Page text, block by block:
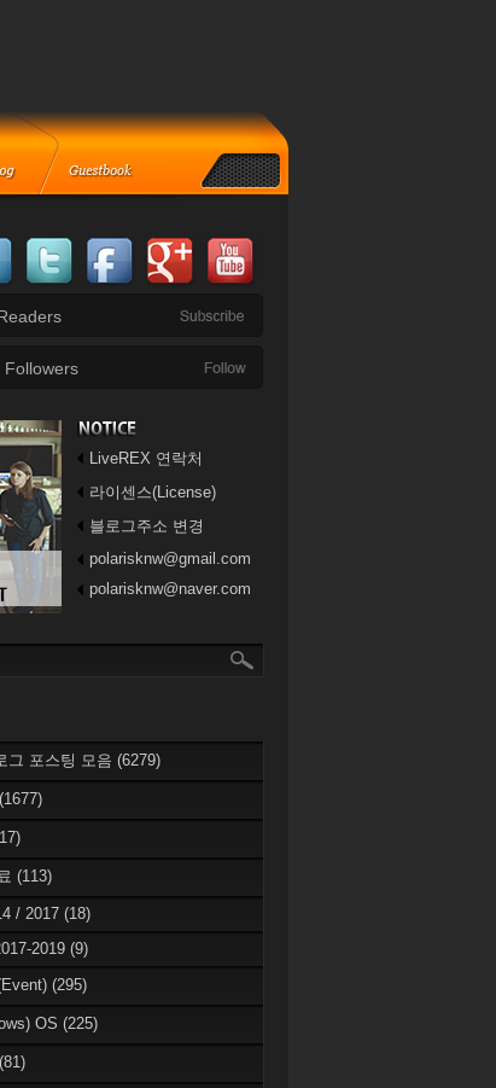
Followers
LiveREX 연락처
라이센스(License)
블로그주소 변경
polarisknw@gmail.com
polarisknw@naver.com
그 포스팅 모음 (6279)
(1677)
(113)
/ 2017 (18)
2019 (9)
(295)
OS (225)
(81)